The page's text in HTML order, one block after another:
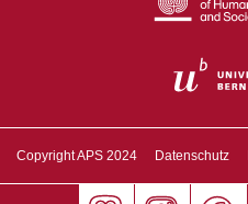
Copyright APS 2024 Datenschutz